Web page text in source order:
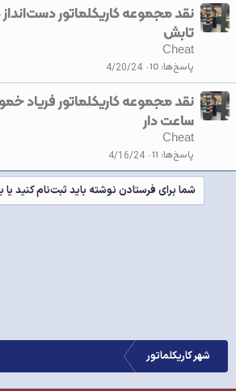
نقد مجموعه کاریکلماتور دست‌انداز
تابش
Cheat
پاسخ‌ها 10
4/20/24
نقد مجموعه کاریکلماتور فریاد
ساعت دار
Cheat
پاسخ‌ها 11
4/16/24
شما برای فرستادن نوشته باید ثبت‌نام کنید
شهر کاریکلماتور